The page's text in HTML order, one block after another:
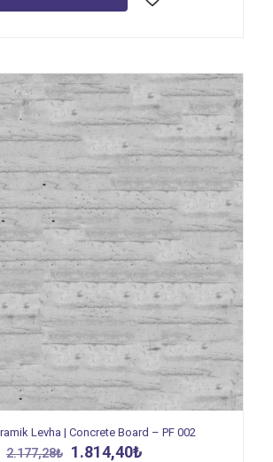
Levha | Concrete Board – PF 002
2.177,28₺ Orijinal
1.814,40₺